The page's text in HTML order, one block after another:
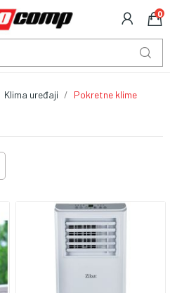
0
Klima uređaji Pokretne klime